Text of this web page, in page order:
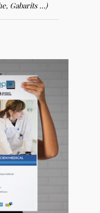
Gabarits …)